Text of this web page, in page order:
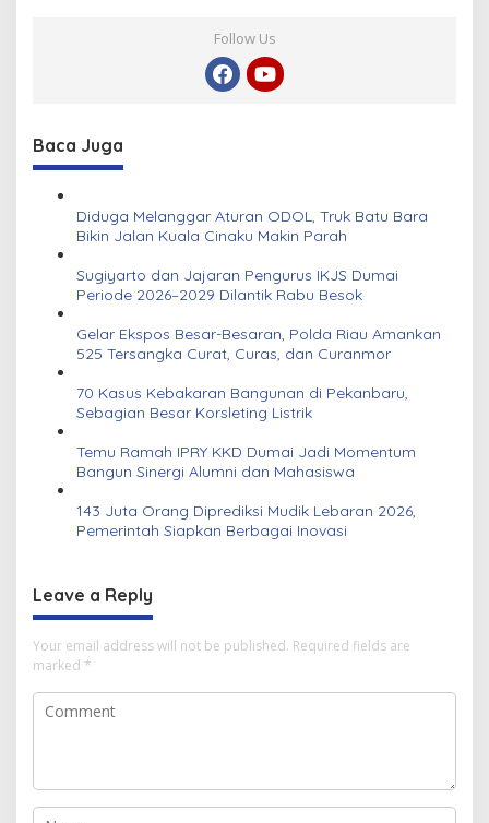
Follow Us
Baca Juga
Diduga Melanggar Aturan ODOL, Truk Batu Bara
Bikin Jalan Kuala Cinaku Makin Parah
Sugiyarto dan Jajaran Pengurus IKJS Dumai
Periode 2026–2029 Dilantik Rabu Besok
Gelar Ekspos Besar-Besaran, Polda Riau Amankan
525 Tersangka Curat, Curas, dan Curanmor
70 Kasus Kebakaran Bangunan di Pekanbaru,
Sebagian Besar Korsleting Listrik
Temu Ramah IPRY KKD Dumai Jadi Momentum
Bangun Sinergi Alumni dan Mahasiswa
143 Juta Orang Diprediksi Mudik Lebaran 2026,
Pemerintah Siapkan Berbagai Inovasi
Leave a Reply
Your email address will not be published. Required fields are
marked *